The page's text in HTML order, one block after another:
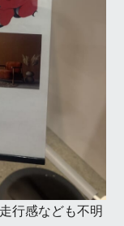
行感なども不明